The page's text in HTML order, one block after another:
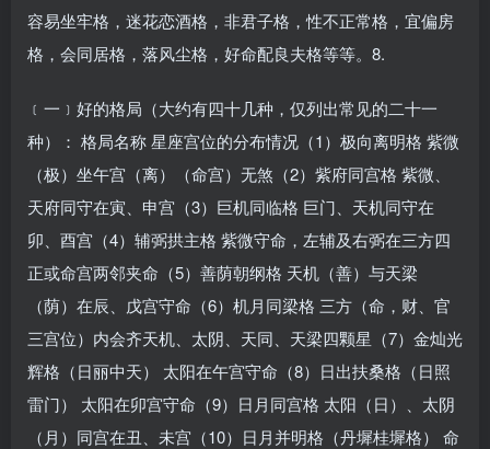
容易坐牢格，迷花恋酒格，非君子格，性不正常格，宜偏房
格，会同居格，落风尘格，好命配良夫格等等。8.
﹝一﹞好的格局（大约有四十几种，仅列出常见的二十一
种）： 格局名称 星座宫位的分布情况（1）极向离明格 紫微
（极）坐午宫（离）（命宫）无煞（2）紫府同宫格 紫微、
天府同守在寅、申宫（3）巨机同临格 巨门、天机同守在
卯、酉宫（4）辅弼拱主格 紫微守命，左辅及右弼在三方四
正或命宫两邻夹命（5）善荫朝纲格 天机（善）与天梁
（荫）在辰、戊宫守命（6）机月同梁格 三方（命，财、官
三宫位）内会齐天机、太阴、天同、天梁四颗星（7）金灿光
辉格（日丽中天） 太阳在午宫守命（8）日出扶桑格（日照
雷门） 太阳在卯宫守命（9）日月同宫格 太阳（日）、太阴
（月）同宫在丑、未宫（10）日月并明格（丹墀桂墀格） 命